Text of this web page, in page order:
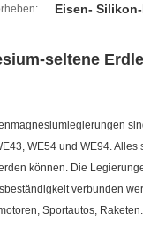
Eisen-
seltene
WE54 und WE94.
können. Die
verbunden
Sportautos, Raketen.